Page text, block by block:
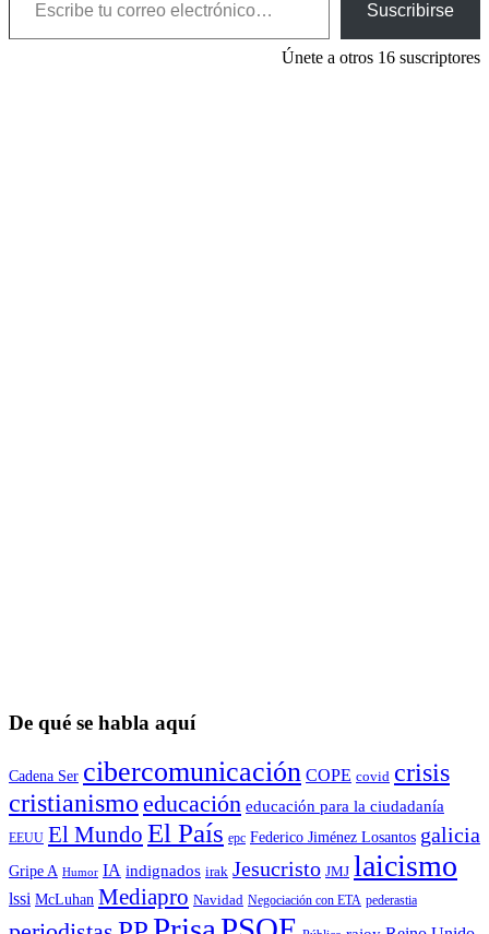
Suscribirse
Únete a otros 16 suscriptores
De qué se habla aquí
Cadena Ser cibercomunicación COPE covid crisis
cristianismo educación educación para la ciudadaní­a
EEUU El Mundo El País epc Federico Jiménez Losantos galicia
Gripe A Humor IA indignados irak Jesucristo JMJ laicismo
lssi McLuhan Mediapro Navidad Negociación con ETA pederastia